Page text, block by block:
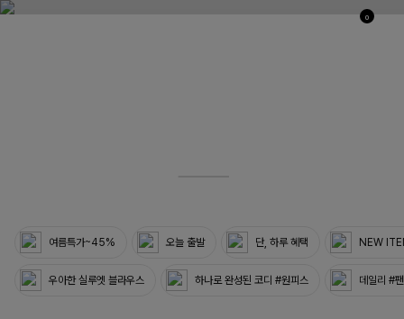
0
여름특가~45% 오늘 출발 단, 하루 혜택 NEW
우아한 실루엣 블라우스 하나로 완성된 코디 #원피스 데일리 #